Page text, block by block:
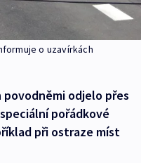
o uzavírkách
povodněmi odjelo přes
pořádkové
při ostraze míst